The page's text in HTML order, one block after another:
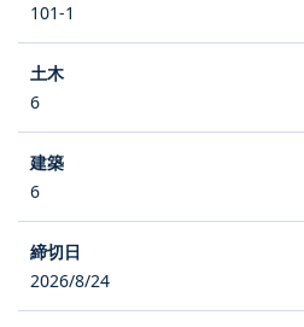
101-1
6
6
2026/8/24